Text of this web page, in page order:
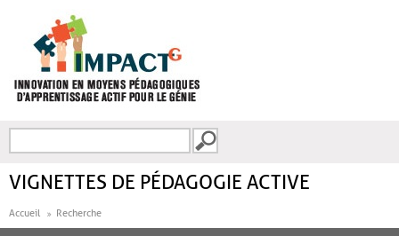
FORMULAIRE DE
VIGNETTES DE PÉDAGOGIE ACTIVE
Accueil Recherche